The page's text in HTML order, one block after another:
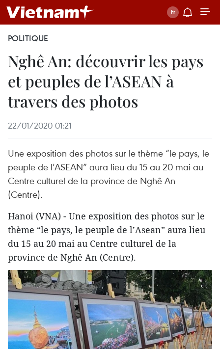
POLITIQUE
Nghê An: découvrir les pays
et peuples de l’ASEAN à
travers des photos
22/01/2020 01:21
Une exposition des photos sur le thème “le pays, le
peuple de l’ASEAN” aura lieu du 15 au 20 mai au
Centre culturel de la province de Nghê An
(Centre).
Hanoi (VNA) - Une exposition des photos sur le
thème “le pays, le peuple de l’Asean” aura lieu
du 15 au 20 mai au Centre culturel de la
province de Nghê An (Centre).